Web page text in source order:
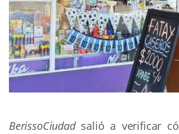
BerissoCiudadsalió a verificar